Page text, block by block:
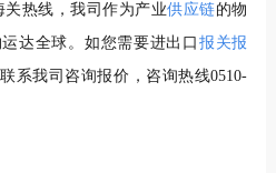
关热线，我司作为产业供应链的物
达全球。如您需要进出口 报关报
系我司咨询报价，咨询热线0510-